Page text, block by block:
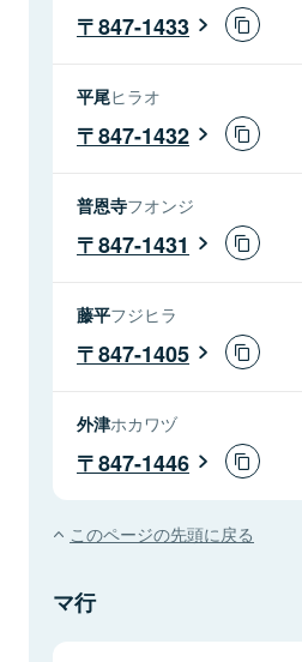
847-1433
平尾ヒラオ
847-1432
普恩寺フオンジ
847-1431
藤平フジヒラ
847-1405
外津ホカワヅ
847-1446
このページの先頭に戻る
マ行